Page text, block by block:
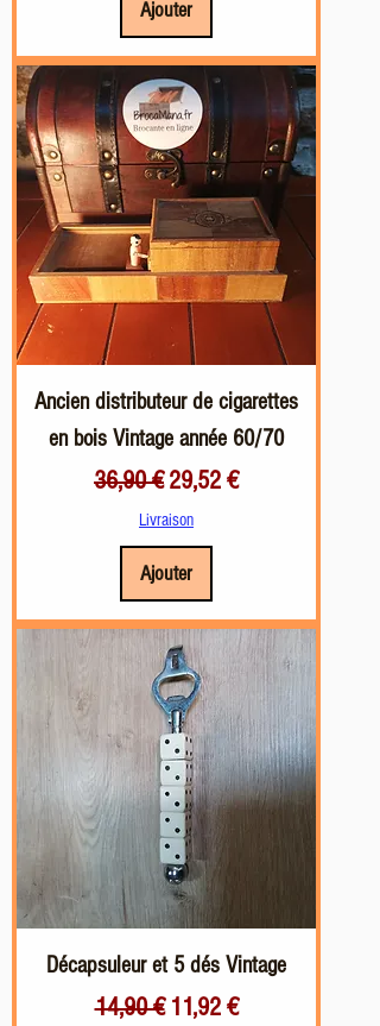
Ajouter
Ancien distributeur de cigarettes
en bois Vintage année 60/70
Prix original
36,90 € Prix promotionnel
29,52 €
Livraison
Ajouter
Décapsuleur et 5 dés Vintage
Prix original
14,90 € Prix promotionnel
11,92 €